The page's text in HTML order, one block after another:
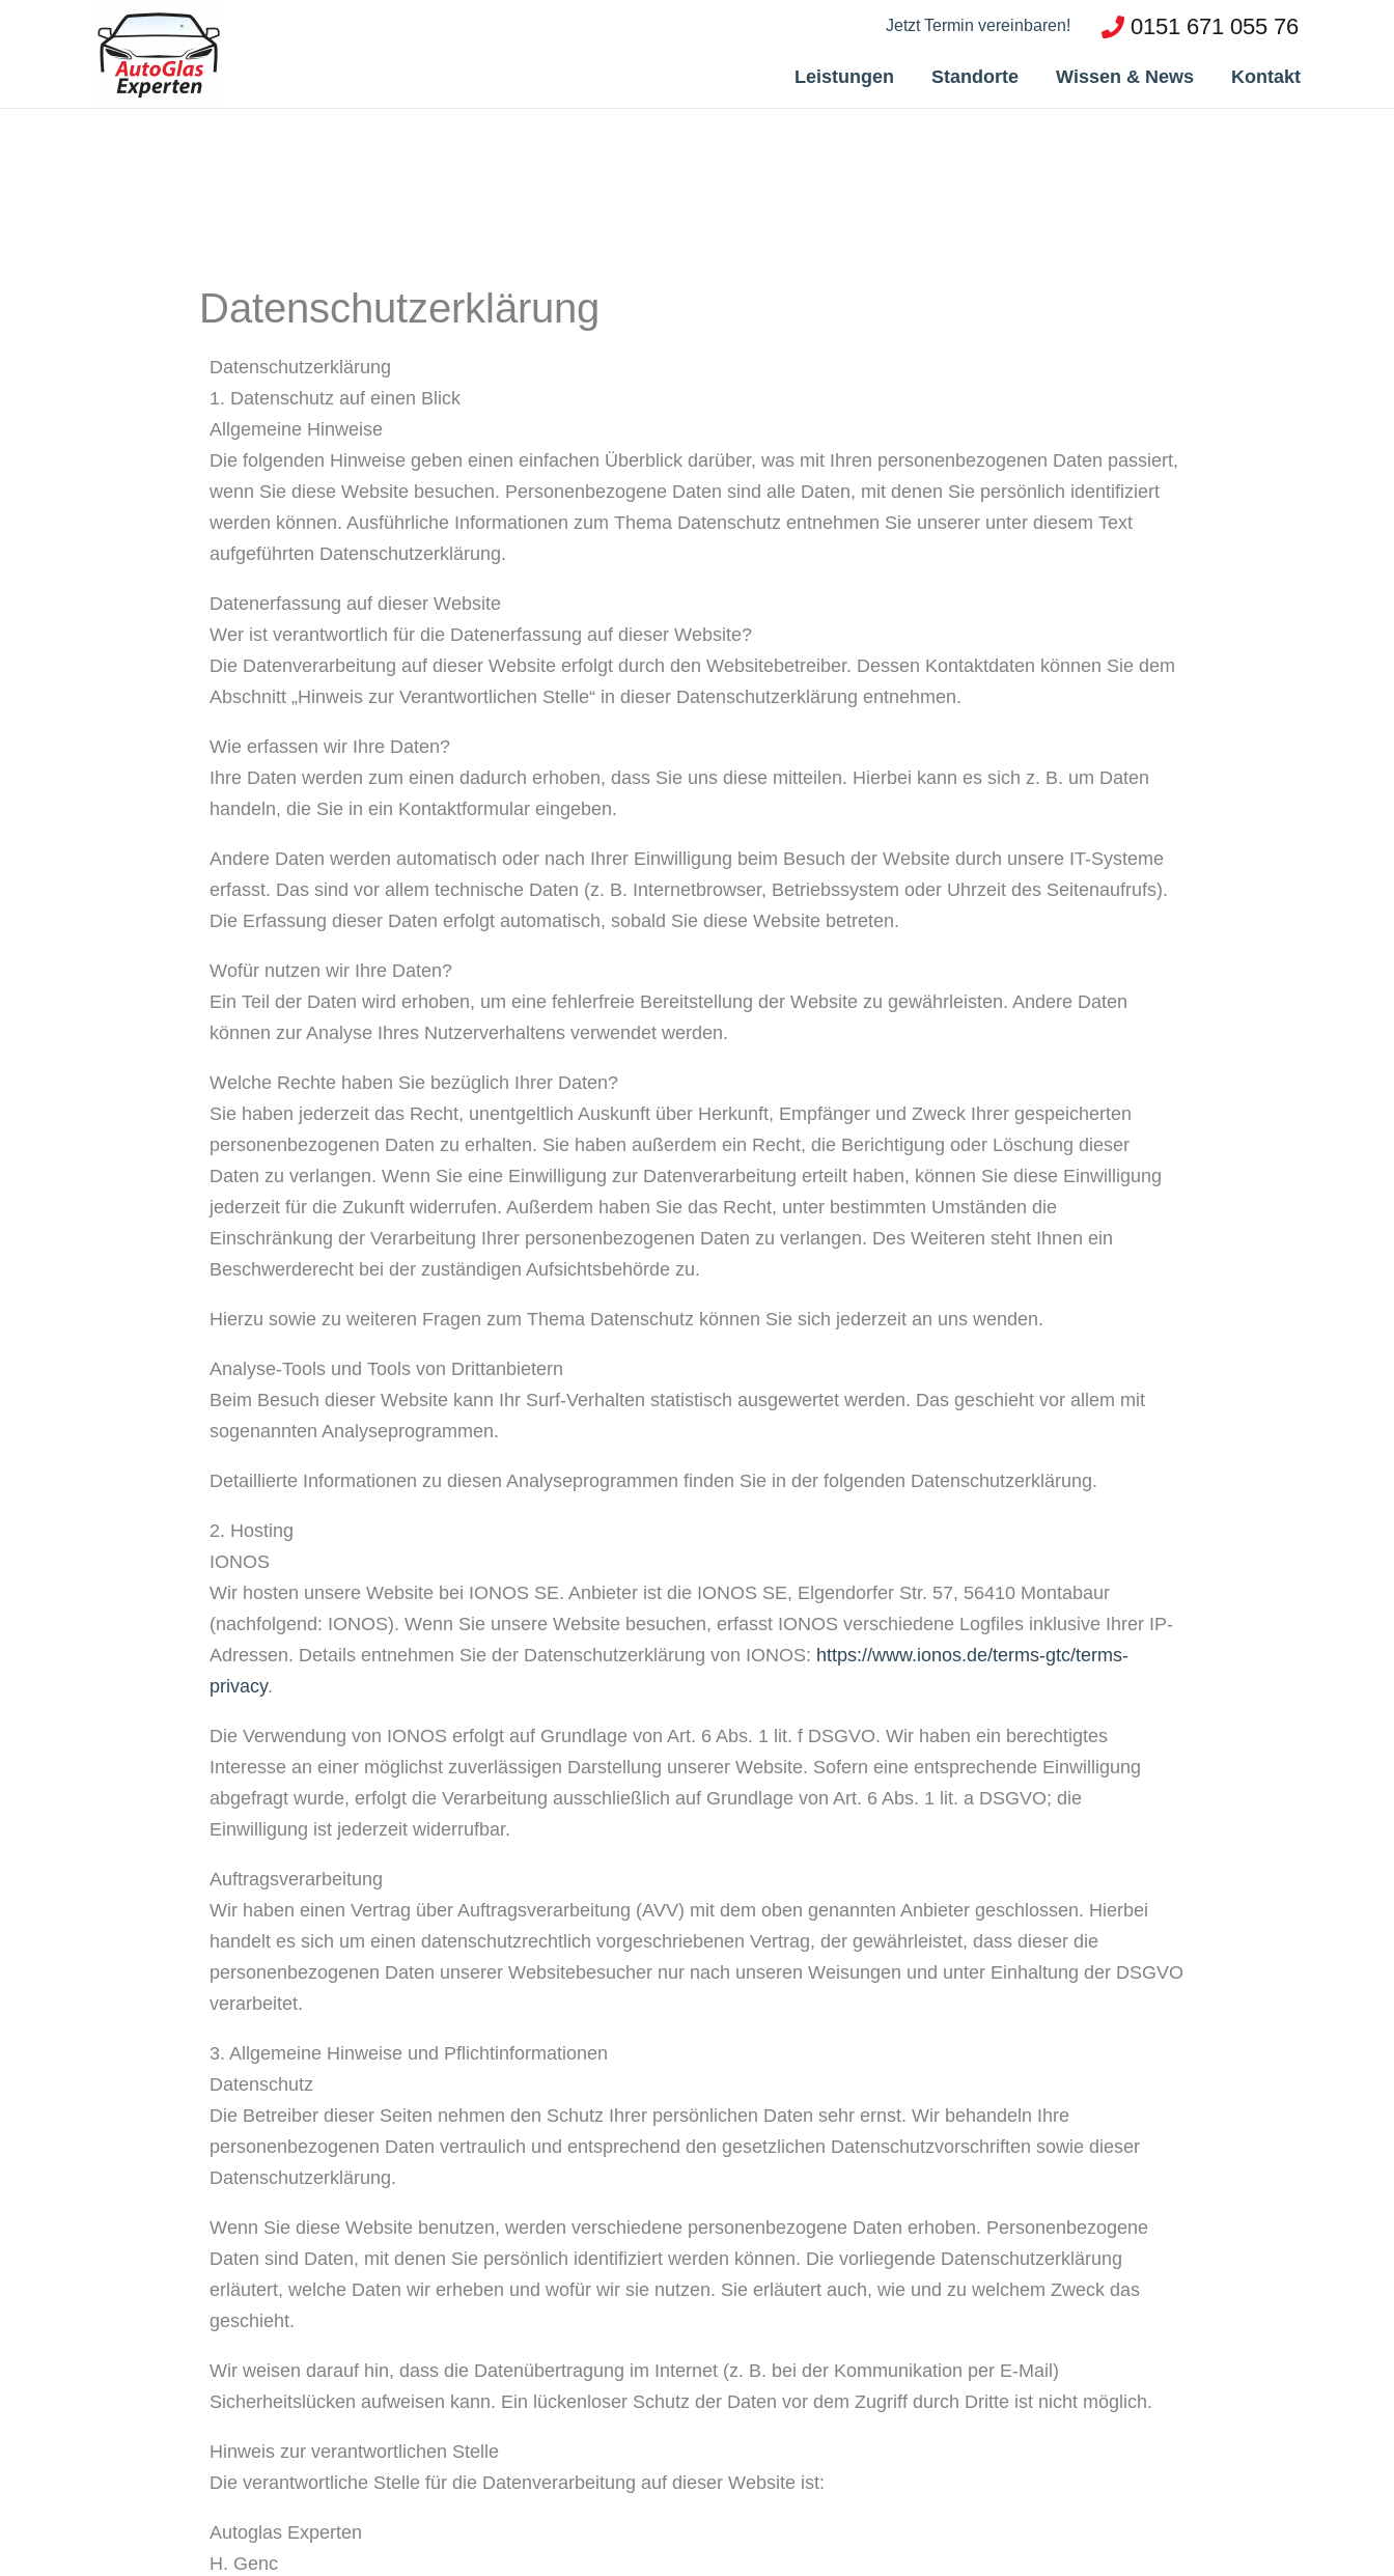
Jetzt Termin vereinbaren! 0151 671 055 76
Leistungen Standorte Wissen & News Kontakt
Datenschutzerklärung
Datenschutz­erklärung
1. Datenschutz auf einen Blick
Allgemeine Hinweise
Die folgenden Hinweise geben einen einfachen Überblick darüber, was mit Ihren personenbezogenen Daten passiert,
wenn Sie diese Website besuchen. Personenbezogene Daten sind alle Daten, mit denen Sie persönlich identifiziert
werden können. Ausführliche Informationen zum Thema Datenschutz entnehmen Sie unserer unter diesem Text
aufgeführten Datenschutzerklärung.
Datenerfassung auf dieser Website
Wer ist verantwortlich für die Datenerfassung auf dieser Website?
Die Datenverarbeitung auf dieser Website erfolgt durch den Websitebetreiber. Dessen Kontaktdaten können Sie dem
Abschnitt „Hinweis zur Verantwortlichen Stelle“ in dieser Datenschutzerklärung entnehmen.
Wie erfassen wir Ihre Daten?
Ihre Daten werden zum einen dadurch erhoben, dass Sie uns diese mitteilen. Hierbei kann es sich z. B. um Daten
handeln, die Sie in ein Kontaktformular eingeben.
Andere Daten werden automatisch oder nach Ihrer Einwilligung beim Besuch der Website durch unsere IT-Systeme
erfasst. Das sind vor allem technische Daten (z. B. Internetbrowser, Betriebssystem oder Uhrzeit des Seitenaufrufs).
Die Erfassung dieser Daten erfolgt automatisch, sobald Sie diese Website betreten.
Wofür nutzen wir Ihre Daten?
Ein Teil der Daten wird erhoben, um eine fehlerfreie Bereitstellung der Website zu gewährleisten. Andere Daten
können zur Analyse Ihres Nutzerverhaltens verwendet werden.
Welche Rechte haben Sie bezüglich Ihrer Daten?
Sie haben jederzeit das Recht, unentgeltlich Auskunft über Herkunft, Empfänger und Zweck Ihrer gespeicherten
personenbezogenen Daten zu erhalten. Sie haben außerdem ein Recht, die Berichtigung oder Löschung dieser
Daten zu verlangen. Wenn Sie eine Einwilligung zur Datenverarbeitung erteilt haben, können Sie diese Einwilligung
jederzeit für die Zukunft widerrufen. Außerdem haben Sie das Recht, unter bestimmten Umständen die
Einschränkung der Verarbeitung Ihrer personenbezogenen Daten zu verlangen. Des Weiteren steht Ihnen ein
Beschwerderecht bei der zuständigen Aufsichtsbehörde zu.
Hierzu sowie zu weiteren Fragen zum Thema Datenschutz können Sie sich jederzeit an uns wenden.
Analyse-Tools und Tools von Dritt­anbietern
Beim Besuch dieser Website kann Ihr Surf-Verhalten statistisch ausgewertet werden. Das geschieht vor allem mit
sogenannten Analyseprogrammen.
Detaillierte Informationen zu diesen Analyseprogrammen finden Sie in der folgenden Datenschutzerklärung.
2. Hosting
IONOS
Wir hosten unsere Website bei IONOS SE. Anbieter ist die IONOS SE, Elgendorfer Str. 57, 56410 Montabaur
(nachfolgend: IONOS). Wenn Sie unsere Website besuchen, erfasst IONOS verschiedene Logfiles inklusive Ihrer IP-
Adressen. Details entnehmen Sie der Datenschutzerklärung von IONOS: https://www.ionos.de/terms-gtc/terms-
privacy.
Die Verwendung von IONOS erfolgt auf Grundlage von Art. 6 Abs. 1 lit. f DSGVO. Wir haben ein berechtigtes
Interesse an einer möglichst zuverlässigen Darstellung unserer Website. Sofern eine entsprechende Einwilligung
abgefragt wurde, erfolgt die Verarbeitung ausschließlich auf Grundlage von Art. 6 Abs. 1 lit. a DSGVO; die
Einwilligung ist jederzeit widerrufbar.
Auftragsverarbeitung
Wir haben einen Vertrag über Auftragsverarbeitung (AVV) mit dem oben genannten Anbieter geschlossen. Hierbei
handelt es sich um einen datenschutzrechtlich vorgeschriebenen Vertrag, der gewährleistet, dass dieser die
personenbezogenen Daten unserer Websitebesucher nur nach unseren Weisungen und unter Einhaltung der DSGVO
verarbeitet.
3. Allgemeine Hinweise und Pflicht­informationen
Datenschutz
Die Betreiber dieser Seiten nehmen den Schutz Ihrer persönlichen Daten sehr ernst. Wir behandeln Ihre
personenbezogenen Daten vertraulich und entsprechend den gesetzlichen Datenschutzvorschriften sowie dieser
Datenschutzerklärung.
Wenn Sie diese Website benutzen, werden verschiedene personenbezogene Daten erhoben. Personenbezogene
Daten sind Daten, mit denen Sie persönlich identifiziert werden können. Die vorliegende Datenschutzerklärung
erläutert, welche Daten wir erheben und wofür wir sie nutzen. Sie erläutert auch, wie und zu welchem Zweck das
geschieht.
Wir weisen darauf hin, dass die Datenübertragung im Internet (z. B. bei der Kommunikation per E-Mail)
Sicherheitslücken aufweisen kann. Ein lückenloser Schutz der Daten vor dem Zugriff durch Dritte ist nicht möglich.
Hinweis zur verantwortlichen Stelle
Die verantwortliche Stelle für die Datenverarbeitung auf dieser Website ist:
Autoglas Experten
H. Genc